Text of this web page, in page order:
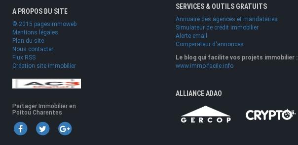
A PROPOS DU SITE
© 2015 pagesimmoweb
Mentions légales
Plan du site
Nous contacter
Flux RSS
Création site immobilier
Partager Immobilier en
Poitou Charentes
SERVICES & OUTILS GRATUITS
Annuaire des agences et mandataires
Simulateur de crédit immobilier
Alerte email
Comparateur d'annonces
Le blog qui facilite vos projets immobilier :
www.immo-facile.info
ALLIANCE ADAO